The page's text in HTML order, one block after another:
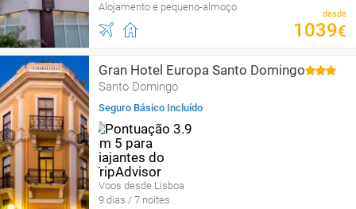
Alojamento e pequeno-almoço
desde
1039€
Gran Hotel Europa Santo Domingo
Santo Domingo
Seguro Básico Incluído
Voos desde Lisboa
9 dias / 7 noites